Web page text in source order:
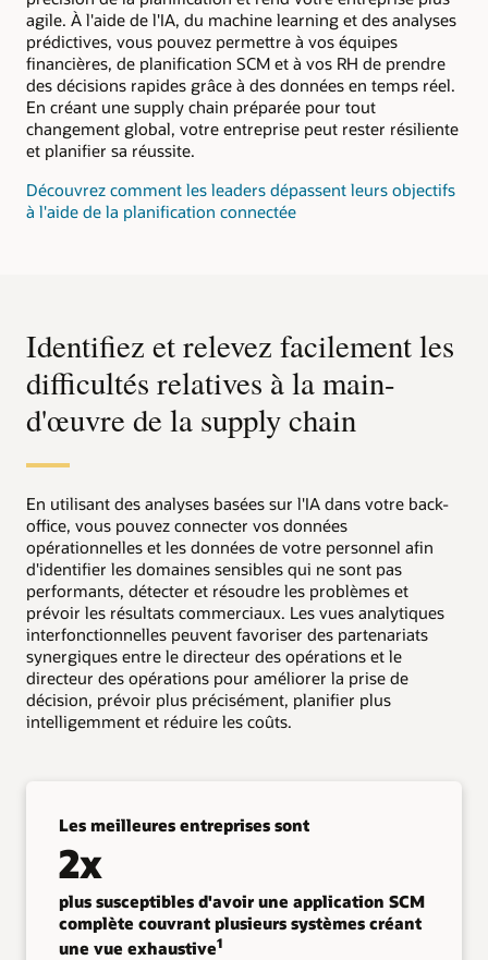
agile. À l'aide de l'IA, du machine learning et des analyses
prédictives, vous pouvez permettre à vos équipes
financières, de planification SCM et à vos RH de prendre
des décisions rapides grâce à des données en temps réel.
En créant une supply chain préparée pour tout
changement global, votre entreprise peut rester résiliente
et planifier sa réussite.
Découvrez comment les leaders dépassent leurs objectifs
à l'aide de la planification connectée
Identifiez et relevez facilement les
difficultés relatives à la main-
d'œuvre de la supply chain
En utilisant des analyses basées sur l'IA dans votre back-
office, vous pouvez connecter vos données
opérationnelles et les données de votre personnel afin
d'identifier les domaines sensibles qui ne sont pas
performants, détecter et résoudre les problèmes et
prévoir les résultats commerciaux. Les vues analytiques
interfonctionnelles peuvent favoriser des partenariats
synergiques entre le directeur des opérations et le
directeur des opérations pour améliorer la prise de
décision, prévoir plus précisément, planifier plus
intelligemment et réduire les coûts.
Les meilleures entreprises sont
2x
plus susceptibles d'avoir une application SCM
complète couvrant plusieurs systèmes créant
une vue exhaustive1